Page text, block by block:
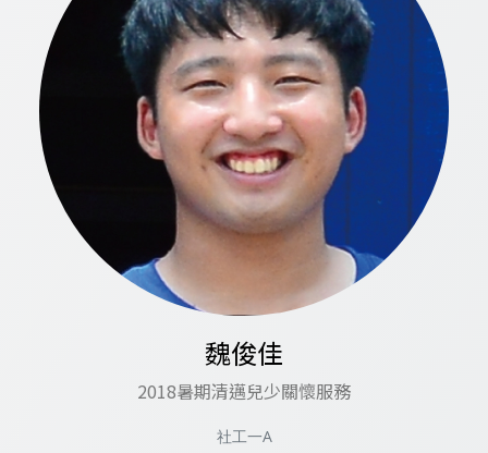
魏俊佳
2018暑期清邁兒少關懷服務
社工一A